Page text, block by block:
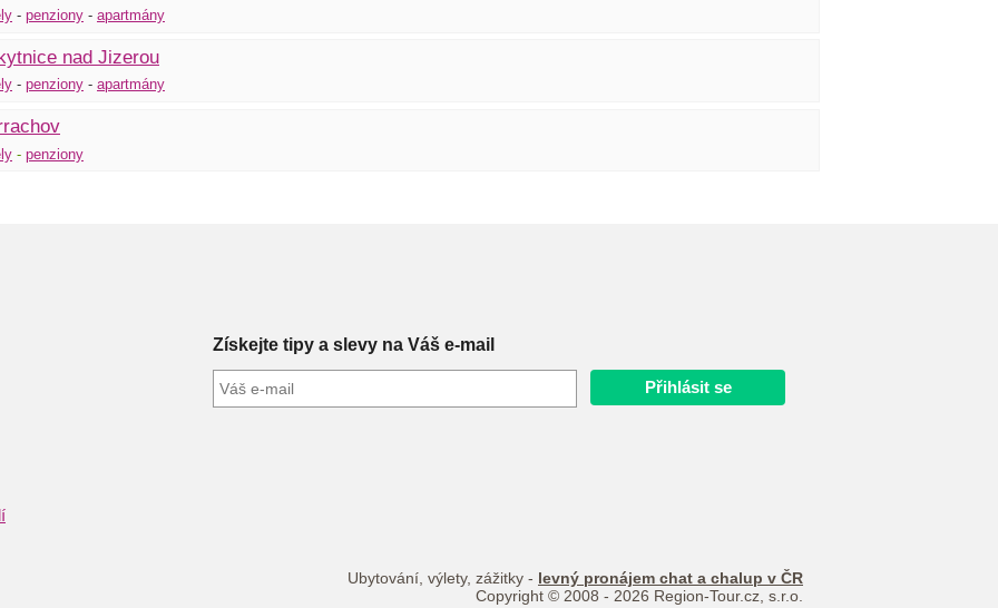
- penziony - apartmány
nad Jizerou
- penziony - apartmány
- penziony
Získejte tipy a slevy na Váš e-mail
Ubytování, výlety, zážitky - levný pronájem chat a chalup v ČR
Copyright © 2008 - 2026 Region-Tour.cz, s.r.o.